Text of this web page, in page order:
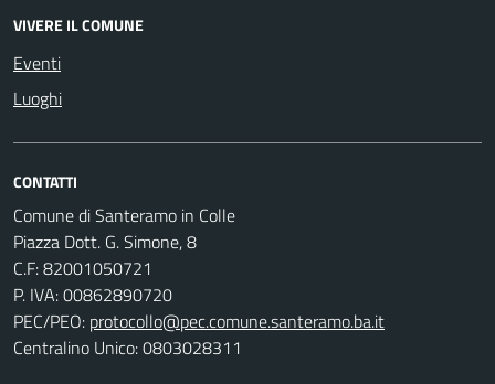
VIVERE IL COMUNE
Eventi
Luoghi
CONTATTI
Comune di Santeramo in Colle
Piazza Dott. G. Simone, 8
C.F:82001050721
P. IVA:00862890720
PEC/PEO: protocollo@pec.comune.santeramo.ba.it
Centralino Unico: 0803028311